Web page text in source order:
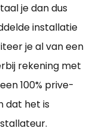
je dan dus
installatie
je al van een
rekening met
100% prive-
dat het is